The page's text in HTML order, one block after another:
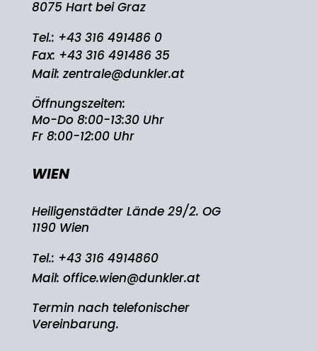
8075 Hart bei Graz
Tel.: +43 316 491486 0
Fax: +43 316 491486 35
Mail: zentrale@dunkler.at
Öffnungszeiten:
Mo-Do 8:00-13:30 Uhr
Fr 8:00-12:00 Uhr
WIEN
Heiligenstädter Lände 29/2. OG
1190 Wien
Tel.: +43 316 4914860
Mail: office.wien@dunkler.at
Termin nach telefonischer
Vereinbarung.